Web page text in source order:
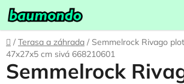
Prejsť
na
obsah
Domov
/ Terasa a záhrada / Semmelrock Rivago
47x27x5 cm sivá 668210601
Semmelrock